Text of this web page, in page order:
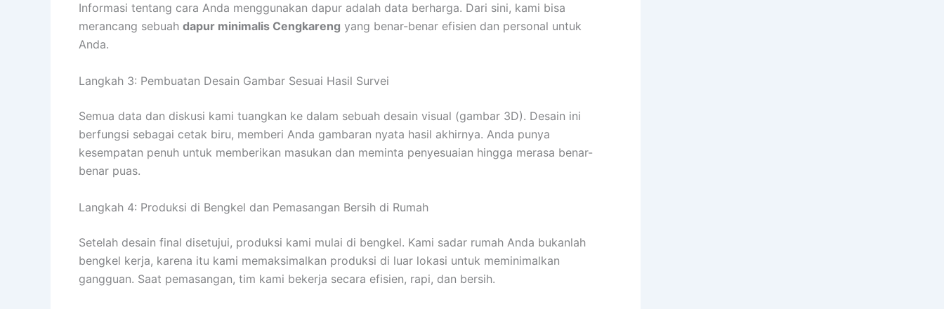
Informasi tentang cara Anda menggunakan dapur adalah data berharga. Dari sini, kami bisa
merancang sebuah dapur minimalis Cengkareng yang benar-benar efisien dan personal untuk
Anda.
Langkah 3: Pembuatan Desain Gambar Sesuai Hasil Survei
Semua data dan diskusi kami tuangkan ke dalam sebuah desain visual (gambar 3D). Desain ini
berfungsi sebagai cetak biru, memberi Anda gambaran nyata hasil akhirnya. Anda punya
kesempatan penuh untuk memberikan masukan dan meminta penyesuaian hingga merasa benar-
benar puas.
Langkah 4: Produksi di Bengkel dan Pemasangan Bersih di Rumah
Setelah desain final disetujui, produksi kami mulai di bengkel. Kami sadar rumah Anda bukanlah
bengkel kerja, karena itu kami memaksimalkan produksi di luar lokasi untuk meminimalkan
gangguan. Saat pemasangan, tim kami bekerja secara efisien, rapi, dan bersih.